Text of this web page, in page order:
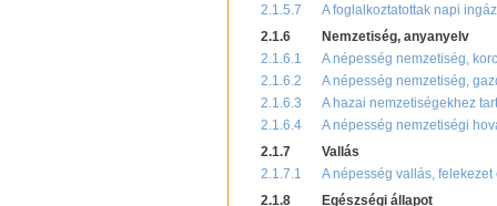
2.1.5.7
A foglalkoztatottak napi
2.1.6
Nemzetiség, anyanyelv
2.1.6.1
A népesség nemzetiség,
2.1.6.2
A népesség nemzetiség,
2.1.6.3
A hazai nemzetiségekhez
2.1.6.4
A népesség nemzetiségi
2.1.7
Vallás
2.1.7.1
A népesség vallás,
2.1.8
Egészségi állapot